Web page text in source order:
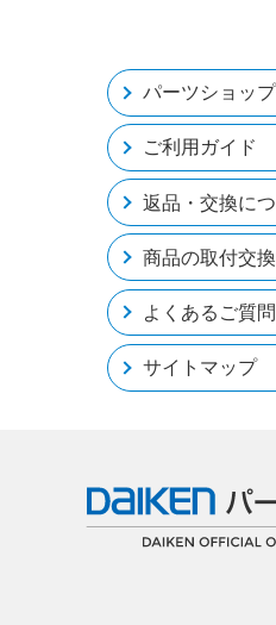
パーツショッ
ご利用ガイド
返品・交換に
商品の取付交
よくあるご質
サイトマップ